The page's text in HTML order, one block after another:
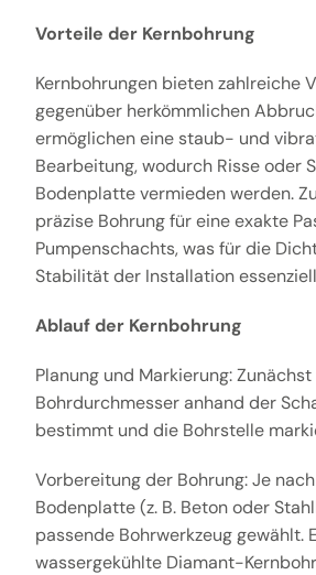
Vorteile der Kernbohrung
Kernbohrungen bieten zahlreiche
gegenüber herkömmlichen
ermöglichen eine staub- und
Bearbeitung, wodurch Risse oder
Bodenplatte vermieden werden.
präzise Bohrung für eine exakte
Pumpenschachts, was für die
Stabilität der Installation
Ablauf der Kernbohrung
Planung und Markierung:
Bohrdurchmesser anhand der
bestimmt und die Bohrstelle
Vorbereitung der Bohrung: Je
Bodenplatte (z. B. Beton oder
passende Bohrwerkzeug gewählt.
wassergekühlte Diamant-